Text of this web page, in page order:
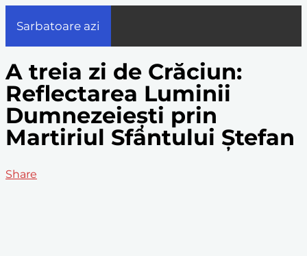
Sarbatoare azi
A treia zi de Crăciun:
Reflectarea Luminii
Dumnezeiești prin
Martiriul Sfântului Ștefan
Share